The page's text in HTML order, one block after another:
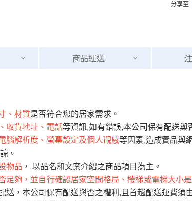
分享至
商品運送
、材質是否符合您的居家需求。
收貨地址、電話等資訊,如有錯誤,本公司保有配送與
腦解析度、螢幕設定及個人觀感等因素,造成實品與
。
物品 ， 以品名和文案介紹之商品項目為主。
足夠，並自行確認居家空間格局、樓梯或電梯大小
送，本公司保有配送與否之權利,且首趟配送運費須
運 費 說 明
及時更新，如有需要購買商品，請於出發前來電或
與 「金額」。
商家有權取消訂單。
)，我們客服會與您電話聯絡或E-Mail通知確認訂單
）
，若未詢問下單後無現貨我們客服會再來電或E-Mail
部 依評論高至低排列 依評論低至高排列